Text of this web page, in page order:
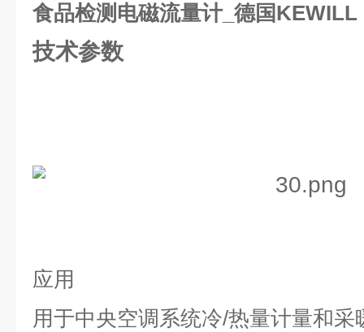
食品检测电磁流量计_德国KEWILL
技术参数
应用
用于中央空调系统冷/热量计量和采